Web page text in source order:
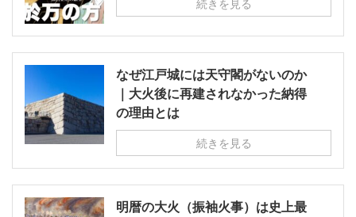
続きを見る
なぜ江戸城には天守閣がないのか
｜大火後に再建されなかった納得
の理由とは
続きを見る
明暦の大火（振袖火事）は史上最